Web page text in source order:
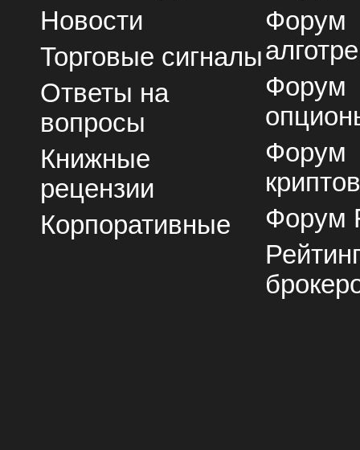
Новости
Торговые сигналы
Ответы на
вопросы
Книжные
рецензии
Корпоративные
Форум
Форум
Форум
Форум